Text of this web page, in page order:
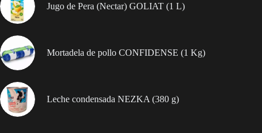
Jugo de Pera (Nectar) GOLIAT (1 L)
Mortadela de pollo CONFIDENSE (1 Kg)
Leche condensada NEZKA (380 g)